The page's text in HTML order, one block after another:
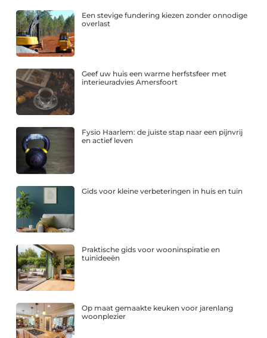
Een stevige fundering kiezen zonder onnodige
overlast
Geef uw huis een warme herfstsfeer met
interieuradvies Amersfoort
Fysio Haarlem: de juiste stap naar een pijnvrij
en actief leven
Gids voor kleine verbeteringen in huis en tuin
Praktische gids voor wooninspiratie en
tuinideeën
Op maat gemaakte keuken voor jarenlang
woonplezier